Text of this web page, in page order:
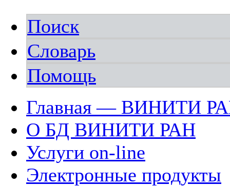
Поиск
Словарь
Помощь
Главная — ВИНИТИ
О БД ВИНИТИ РАН
Услуги on-line
Электронные продукты